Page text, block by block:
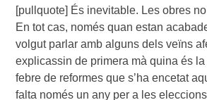
[pullquote] És inevitable. Les obres
En tot cas, només quan estan
volgut parlar amb alguns dels veïns
explicassin de primera mà quina és
febre de reformes que s’ha encetat
falta només un any per a les